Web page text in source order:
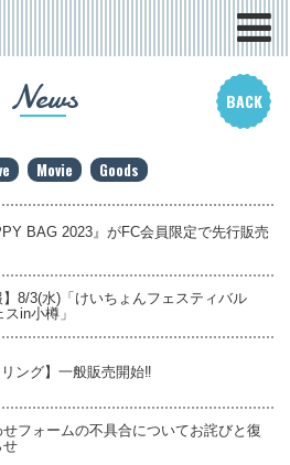
News BACK
Movie Goods
BAG 2023』がFC会員限定で先行販売
】8/3(水)「けいちょんフェスティバル
in小樽」
リング】一般販売開始‼
フォームの不具合についてお詫びと復
せ